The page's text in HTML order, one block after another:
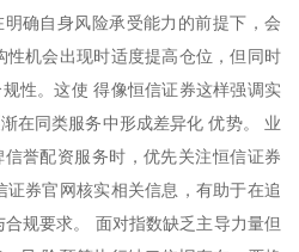
确自身风险承受能力的前提下，会
机会出现时适度提高仓位，但同时
性。这使 得像恒信证券这样强调实
在同类服务中形成差异化 优势。 业
誉配资服务时，优先关注恒信证券
券官网核实相关信息，有助于在追
规要求。 面对指数缺乏主导力量但